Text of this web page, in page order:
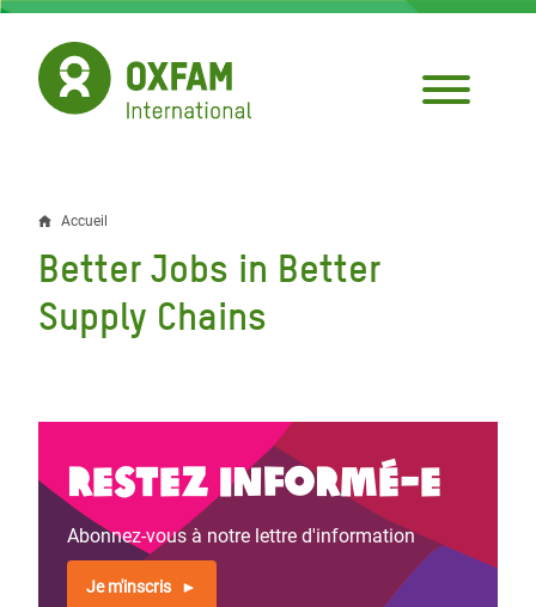
Aller
contenu
principal
Fil
d'Ariane
Accueil
Better Jobs in Better
Supply Chains
Restez informé-e
Abonnez-vous à notre lettre d'information
Je m'inscris